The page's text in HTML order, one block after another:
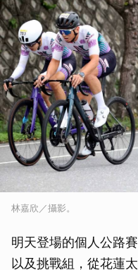
林嘉欣／攝影。
明天登場的個人公路
以及挑戰組，從花蓮